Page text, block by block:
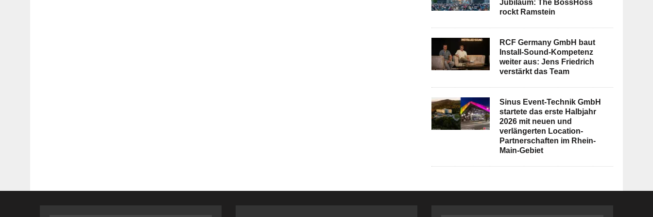
Jubiläum: The BossHoss
rockt Ramstein
RCF Germany GmbH baut
Install-Sound-Kompetenz
weiter aus: Jens Friedrich
verstärkt das Team
Sinus Event-Technik GmbH
startete das erste Halbjahr
2026 mit neuen und
verlängerten Location-
Partnerschaften im Rhein-
Main-Gebiet